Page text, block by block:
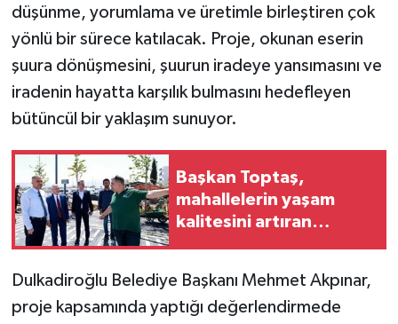
düşünme, yorumlama ve üretimle birleştiren çok
yönlü bir sürece katılacak. Proje, okunan eserin
şuura dönüşmesini, şuurun iradeye yansımasını ve
iradenin hayatta karşılık bulmasını hedefleyen
bütüncül bir yaklaşım sunuyor.
Başkan Toptaş,
mahallelerin yaşam
kalitesini artıran
Dulkadiroğlu Belediye Başkanı Mehmet Akpınar,
proje kapsamında yaptığı değerlendirmede